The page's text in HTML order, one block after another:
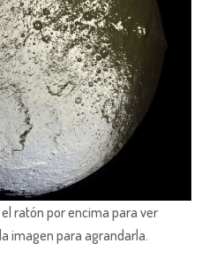
ratón por encima para ver
imagen para agrandarla.